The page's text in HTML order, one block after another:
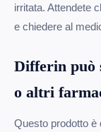
irritata. Attendete
e chiedere al
Differin può
o altri
Questo prodotto è